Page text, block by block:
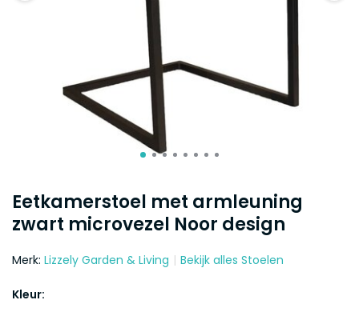
Eetkamerstoel met armleuning
zwart microvezel Noor design
Merk: Lizzely Garden & Living Bekijk alles Stoelen
Kleur: